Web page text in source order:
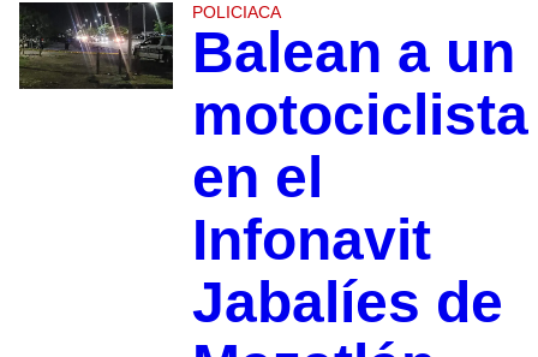
POLICIACA
Balean a un
motociclista
en el
Infonavit
Jabalíes de